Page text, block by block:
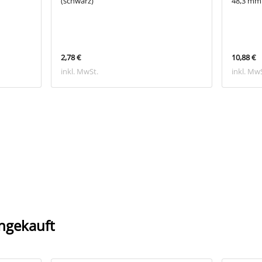
2,78 €
inkl. MwSt.
10,88 €
inkl.